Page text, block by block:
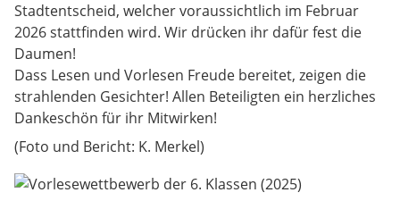
Stadtentscheid, welcher voraussichtlich im Februar
2026 stattfinden wird. Wir drücken ihr dafür fest die
Daumen!
Dass Lesen und Vorlesen Freude bereitet, zeigen die
strahlenden Gesichter! Allen Beteiligten ein herzliches
Dankeschön für ihr Mitwirken!
(Foto und Bericht: K. Merkel)